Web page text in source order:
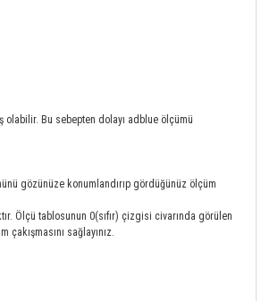
olabilir. Bu sebepten dolayı adblue ölçümü
gözünüze konumlandırıp gördüğünüz ölçüm
Ölçü tablosunun 0(sıfır) çizgisi civarında görülen
sağlayınız.